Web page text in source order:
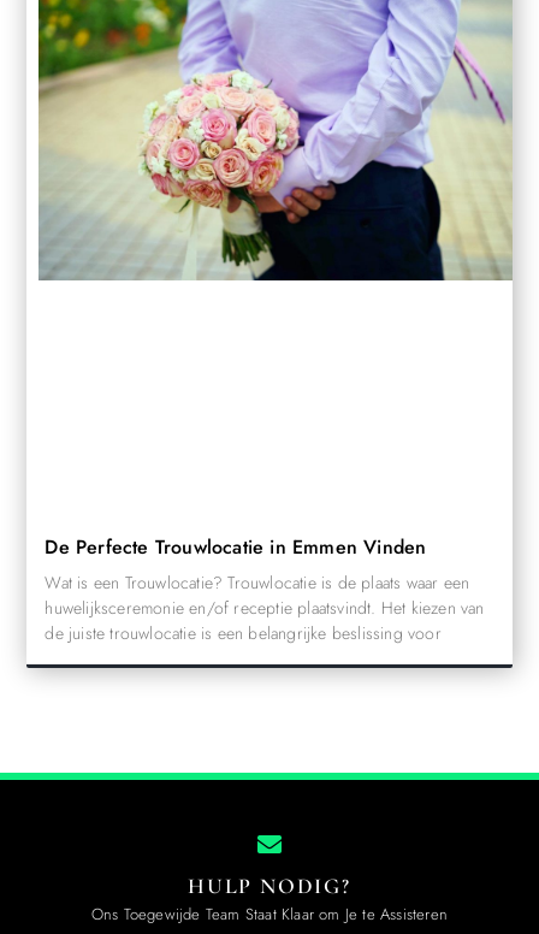
De Perfecte Trouwlocatie in Emmen Vinden
Wat is een Trouwlocatie? Trouwlocatie is de plaats waar een
huwelijksceremonie en/of receptie plaatsvindt. Het kiezen van
de juiste trouwlocatie is een belangrijke beslissing voor
HULP NODIG?
Ons Toegewijde Team Staat Klaar om Je te Assisteren